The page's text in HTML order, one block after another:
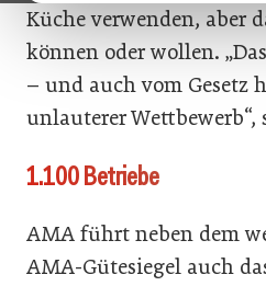
Küche verwenden, aber
können oder wollen.
– und auch vom Gesetz
unlauterer Wettbewerb“,
1.100 Betriebe
AMA führt neben dem
AMA-Gütesiegel auch